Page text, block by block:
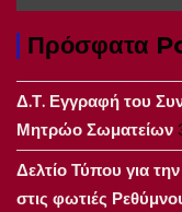
Πρόσφατα
Δ.Τ. Εγγραφή του
Μητρώο Σωματείων
Δελτίο Τύπου για
στις φωτιές